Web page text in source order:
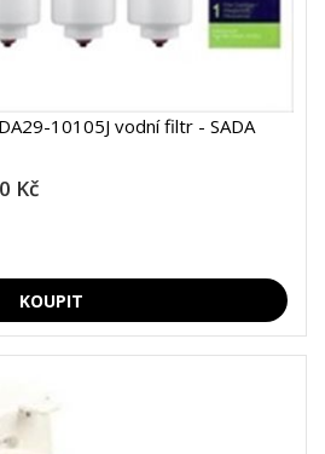
10105J vodní filtr - SADA
Kč